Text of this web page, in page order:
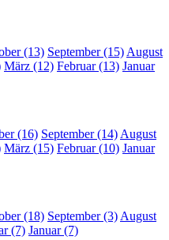
(13) September (15) August
März (12) Februar (13) Januar
(16) September (14) August
März (15) Februar (10) Januar
(18) September (3) August
(7) Januar (7)